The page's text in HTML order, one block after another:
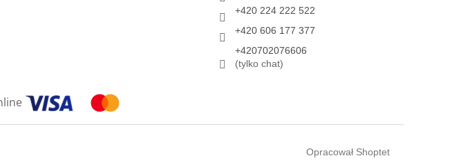
+420 224 222 522
+420 606 177 377
+420702076606
(tylko chat)
Opracował Shoptet